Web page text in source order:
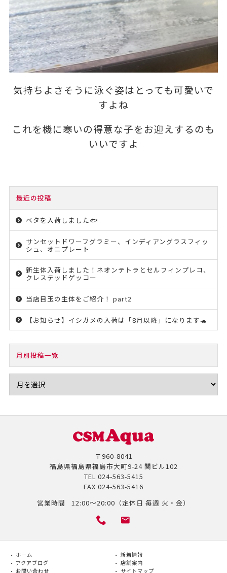
気持ちよさそうに泳ぐ姿はとっても可愛いで
すよね
これを機に寒いの得意な子をお迎えするのも
いいですよ
最近の投稿
ベタを入荷しました🐟
サンセットドワーフグラミー、インディアングラスフィッ
シュ、オニプレート
新生体入荷しました！ネオンテトラとセルフィンプレコ、
クレステッドゲッコー
当店目玉の生体をご紹介！ part2
【お知らせ】イシガメの入荷は「8月以降」になります🐢
月別投稿一覧
〒960-8041
福島県福島県福島市大町9-24 関ビル102
TEL 024-563-5415
FAX 024-563-5416
営業時間
12:00～20:00（定休日 毎週 火・金）
ホーム
新着情報
アクアブログ
店舗案内
お問い合わせ
サイトマップ